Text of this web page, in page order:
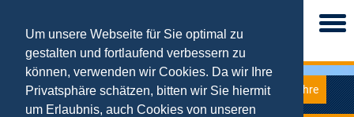
Um unsere Webseite für Sie optimal zu
gestalten und fortlaufend verbessern zu
können, verwenden wir Cookies. Da wir Ihre
Privatsphäre schätzen, bitten wir Sie hiermit
um Erlaubnis, auch Cookies von unseren
Lehre
Digital Business Management